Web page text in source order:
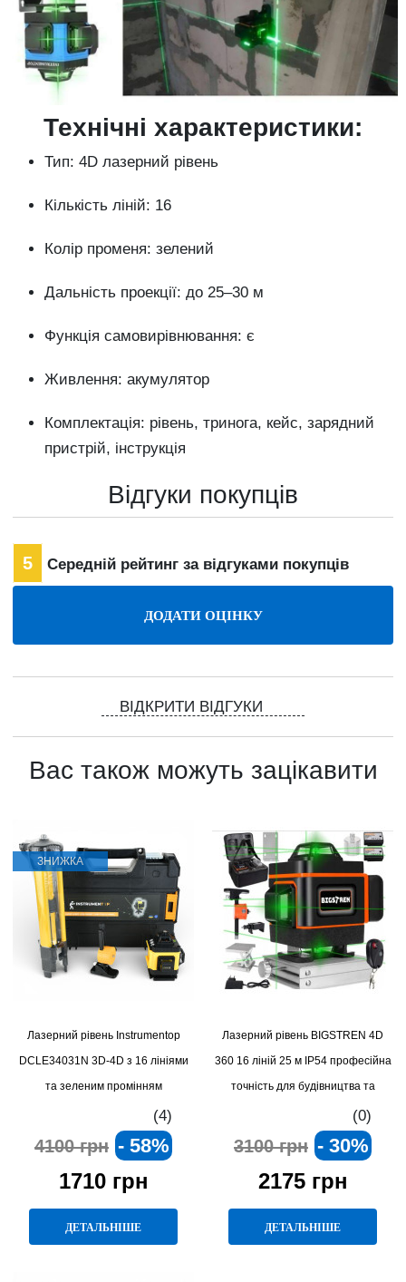
Технічні характеристики:
Тип: 4D лазерний рівень
Кількість ліній: 16
Колір променя: зелений
Дальність проекції: до 25–30 м
Функція самовирівнювання: є
Живлення: акумулятор
Комплектація: рівень, тринога, кейс, зарядний
пристрій, інструкція
Відгуки покупців
5 Середній рейтинг за відгуками покупців
ВІДКРИТИ ВІДГУКИ
Вас також можуть зацікавити
ЗНИЖКА
Лазерний рівень Instrumentop
DCLE34031N 3D-4D з 16 лініями
та зеленим промінням
(4)
4100 грн - 58%
1710 грн
ДЕТАЛЬНІШЕ
Лазерний рівень BIGSTREN 4D
360 16 ліній 25 м IP54 професійна
точність для будівництва та
(0)
3100 грн - 30%
2175 грн
ДЕТАЛЬНІШЕ